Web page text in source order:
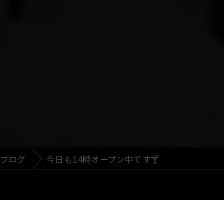
ブログ 今日も14時オープン中です🍸️